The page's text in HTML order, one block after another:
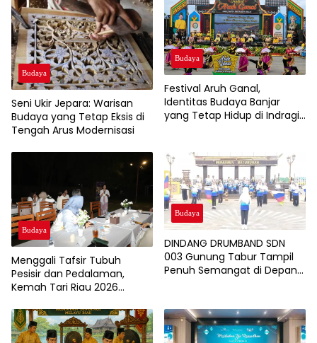
Budaya
Seni Ukir Jepara: Warisan
Budaya yang Tetap Eksis di
Tengah Arus Modernisasi
Budaya
Festival Aruh Ganal,
Identitas Budaya Banjar
yang Tetap Hidup di Indragiri
Budaya
Menggali Tafsir Tubuh
Pesisir dan Pedalaman,
Kemah Tari Riau 2026
Terpilih
Budaya
DINDANG DRUMBAND SDN
003 Gunung Tabur Tampil
Penuh Semangat di Depan